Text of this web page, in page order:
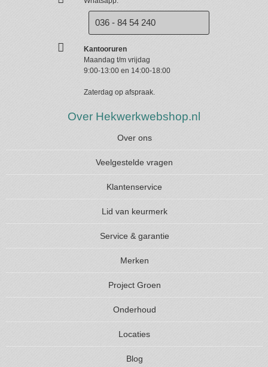
036 - 84 54 240
Kantooruren
Maandag t/m vrijdag
9:00-13:00 en 14:00-18:00
Zaterdag op afspraak.
Over Hekwerkwebshop.nl
Over ons
Veelgestelde vragen
Klantenservice
Lid van keurmerk
Service & garantie
Merken
Project Groen
Onderhoud
Locaties
Blog